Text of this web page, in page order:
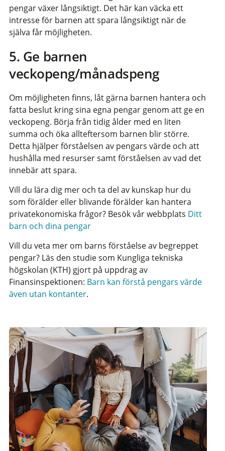
pengar växer långsiktigt. Det här kan väcka ett
intresse för barnen att spara långsiktigt när de
själva får möjligheten.
5. Ge barnen
veckopeng/månadspeng
Om möjligheten finns, låt gärna barnen hantera och
fatta beslut kring sina egna pengar genom att ge en
veckopeng. Börja från tidig ålder med en liten
summa och öka allteftersom barnen blir större.
Detta hjälper förståelsen av pengars värde och att
hushålla med resurser samt förståelsen av vad det
innebär att spara.
Vill du lära dig mer och ta del av kunskap hur du
som förälder eller blivande förälder kan hantera
privatekonomiska frågor? Besök vår webbplats Ditt
barn och dina pengar
Vill du veta mer om barns förståelse av begreppet
pengar? Läs den studie som Kungliga tekniska
högskolan (KTH) gjort på uppdrag av
Finansinspektionen: Barn kan förstå pengars värde
även utan kontanter.